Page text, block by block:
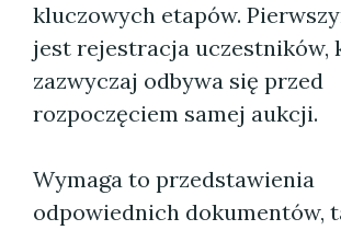
kluczowych etapów.
jest rejestracja uczestników,
zazwyczaj odbywa się przed
rozpoczęciem samej aukcji.
Wymaga to przedstawienia
odpowiednich dokumentów,